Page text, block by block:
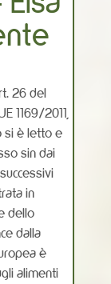
26 del
1169/2011,
si è letto e
sin dai
in
dello
dalla
è
alimenti